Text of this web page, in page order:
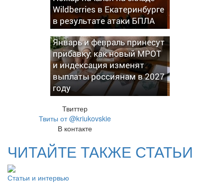
Wildberries в Екатеринбурге
в результате атаки БПЛА
Январь и февраль принесут
прибавку: как новый МРОТ
и индексация изменят
выплаты россиянам в 2027
году
Твиттер
Твиты от @kriukovskie
В контакте
ЧИТАЙТЕ ТАКЖЕ СТАТЬИ
Статьи и интервью